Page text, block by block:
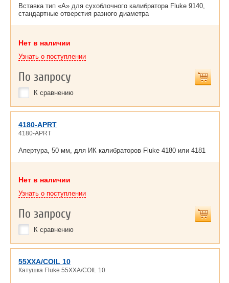
Вставка тип «A» для сухоблочного калибратора Fluke 9140,
стандартные отверстия разного диаметра
Нет в наличии
Узнать о поступлении
По запросу
К сравнению
4180-APRT
4180-APRT
Апертура, 50 мм, для ИК калибраторов Fluke 4180 или 4181
Нет в наличии
Узнать о поступлении
По запросу
К сравнению
55XXA/COIL 10
Катушка Fluke 55XXA/COIL 10